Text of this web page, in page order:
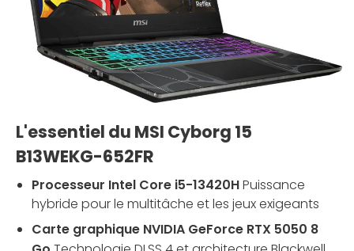
L'essentiel du MSI Cyborg 15
B13WEKG-652FR
Processeur Intel Core i5-13420HPuissance
hybride pour le multitâche et les jeux exigeants
Carte graphique NVIDIA GeForce RTX 5050 8